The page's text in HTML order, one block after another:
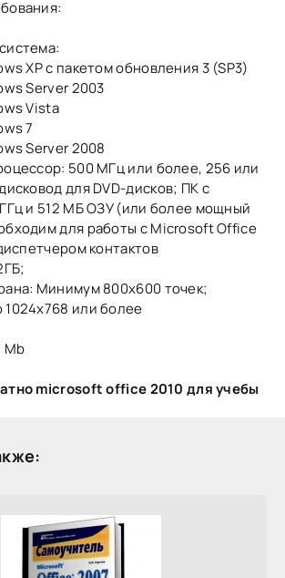
XP с пакетом обновления 3 (SP3)
Server 2003
Vista
7
Server 2008
500 МГц или более, 256 или
для DVD-дисков; ПК с
и 512 МБ ОЗУ (или более мощный
для работы с Microsoft Office
контактов
Минимум 800x600 точек;
или более
Mb
microsoft office 2010 для учебы